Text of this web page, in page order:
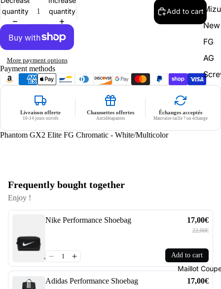
FG
AG
Maillot
quantity
quantity
Add to cart
More payment options
Payment methods
Livraison offerte
10-14 jours ouvrés
Chaussettes offertes
Antidérapantes
Échanges acceptés
Mauvaise taille ? on échange
Phantom GX2 Elite FG Chromatic - White/Multicolor
Frequently bought together
Enjoy !
Nike Performance Shoebag 17,00€
22,00€
Add to cart
Adidas Performance Shoebag 17,00€